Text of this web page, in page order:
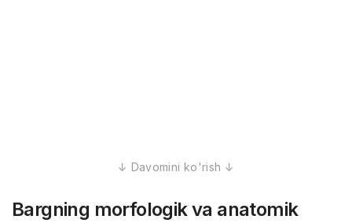
Bargning morfologik va anatomik